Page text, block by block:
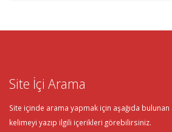
Site İçi Arama
Site içinde arama yapmak için aşağıda
kelimeyi yazıp ilgili içerikleri görebilirsiniz.